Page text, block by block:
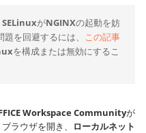
SELinuxがNGINXの起動を妨
を回避するには、 この記事
を構成または無効にするこ
Workspace Communityが
ラウザを開き、
ローカルネット